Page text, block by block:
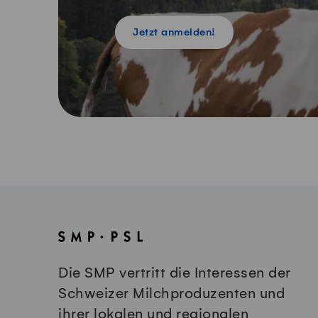
Jetzt anmelden!
Die SMP vertritt die Interessen der
Schweizer Milchproduzenten und
ihrer lokalen und regionalen